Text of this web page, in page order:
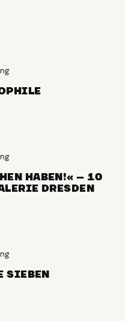
HABEN!« – 10
DRESDEN
SIEBEN